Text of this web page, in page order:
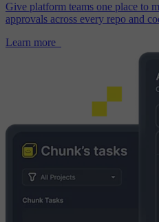
Give platform teams one place to
approvals across every repo and
Learn more